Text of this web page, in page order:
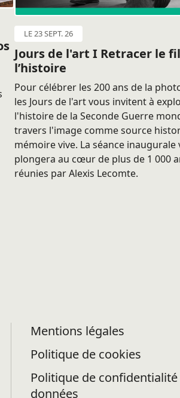
LE 23 SEPT. 26
Jours de l'art I Retracer le
l’histoire
Pour célébrer les 200 ans de la
les Jours de l'art vous invitent à
l'histoire de la Seconde Guerre
travers l'image comme source
mémoire vive. La séance inaugurale
plongera au cœur de plus de 1 000
réunies par Alexis Lecomte.
Mentions légales
Politique de cookies
Politique de confidentialité
données